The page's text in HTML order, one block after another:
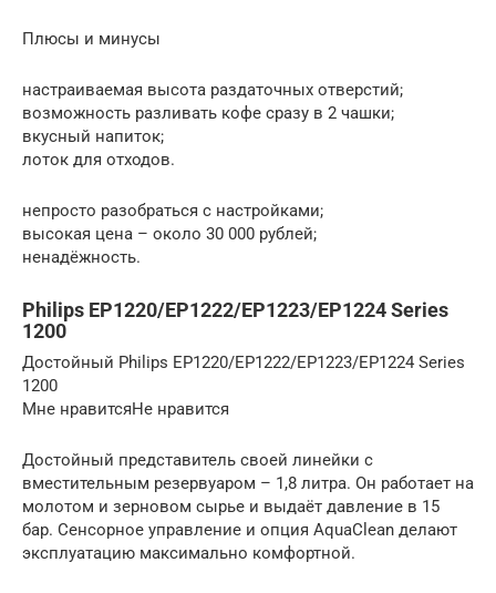
Плюсы и минусы
настраиваемая высота раздаточных отверстий;
возможность разливать кофе сразу в 2 чашки;
вкусный напиток;
лоток для отходов.
непросто разобраться с настройками;
высокая цена – около 30 000 рублей;
ненадёжность.
Philips EP1220/EP1222/EP1223/EP1224 Series
1200
Достойный Philips EP1220/EP1222/EP1223/EP1224 Series
1200
Мне нравитсяНе нравится
Достойный представитель своей линейки с
вместительным резервуаром – 1,8 литра. Он работает на
молотом и зерновом сырье и выдаёт давление в 15
бар. Сенсорное управление и опция AquaClean делают
эксплуатацию максимально комфортной.